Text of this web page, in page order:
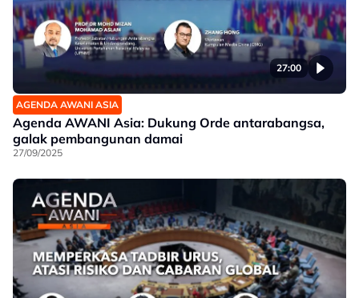
27:00
AGENDA AWANI ASIA
Agenda AWANI Asia: Dukung Orde antarabangsa,
galak pembangunan damai
27/09/2025